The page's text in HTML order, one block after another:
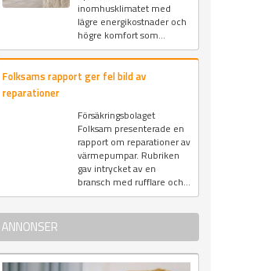
inomhusklimatet med
lägre energikostnader och
högre komfort som...
Folksams rapport ger fel bild av
reparationer
Försäkringsbolaget
Folksam presenterade en
rapport om reparationer av
värmepumpar. Rubriken
gav intrycket av en
bransch med rufflare och...
ANNONSER